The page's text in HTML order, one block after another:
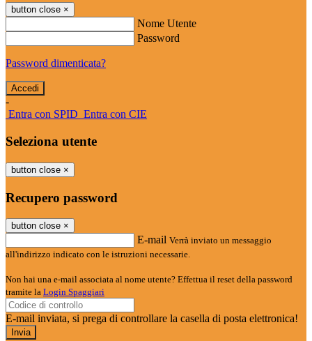
button close ×
Nome Utente
Password
Password dimenticata?
-
Entra con SPID Entra con CIE
Seleziona utente
button close ×
Recupero password
button close ×
E-mail Verrà inviato un messaggio
all'indirizzo indicato con le istruzioni necessarie.
Non hai una e-mail associata al nome utente? Effettua il reset della password
tramite la Login Spaggiari
E-mail inviata, si prega di controllare la casella di posta elettronica!